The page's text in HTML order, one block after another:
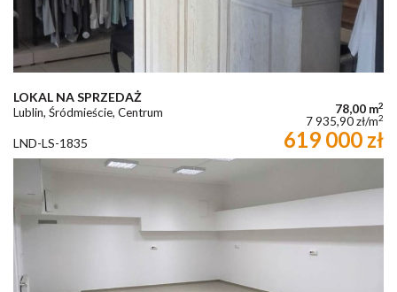
LOKAL NA SPRZEDAŻ
Lublin, Śródmieście, Centrum 78,00 m2
7 935,90 zł/m2
LND-LS-1835 619 000 zł